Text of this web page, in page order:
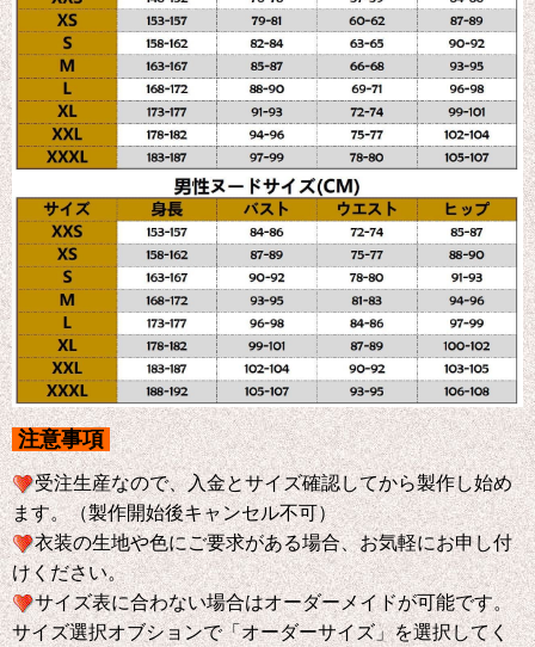
注意事項
受注生産なので、入金とサイズ確認してから製作し始め
ます。（製作開始後キャンセル不可）
衣装の生地や色にご要求がある場合、お気軽にお申し付
けください。
サイズ表に合わない場合はオーダーメイドが可能です。
サイズ選択オブションで「オーダーサイズ」を選択してく